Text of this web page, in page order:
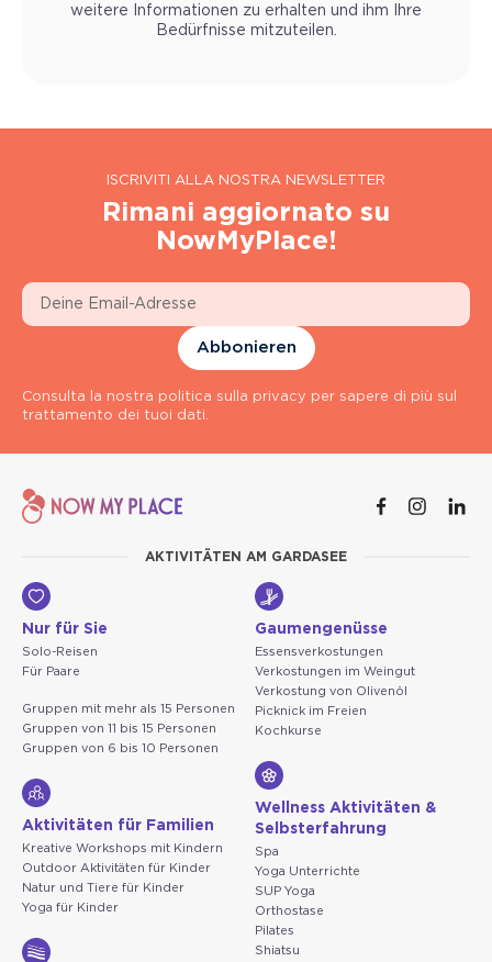
weitere Informationen zu erhalten und ihm Ihre
Bedürfnisse mitzuteilen.
ISCRIVITI ALLA NOSTRA NEWSLETTER
Rimani aggiornato su
NowMyPlace!
Abbonieren
Consulta la nostra politica sulla privacy per sapere di più sul
trattamento dei tuoi dati.
AKTIVITÄTEN AM GARDASEE
Nur für Sie
Solo-Reisen
Für Paare
Gruppen mit mehr als 15 Personen
Gruppen von 11 bis 15 Personen
Gruppen von 6 bis 10 Personen
Aktivitäten für Familien
Kreative Workshops mit Kindern
Outdoor Aktivitäten für Kinder
Natur und Tiere für Kinder
Yoga für Kinder
Gaumengenüsse
Essensverkostungen
Verkostungen im Weingut
Verkostung von Olivenöl
Picknick im Freien
Kochkurse
Wellness Aktivitäten &
Selbsterfahrung
Spa
Yoga Unterrichte
SUP Yoga
Orthostase
Pilates
Shiatsu